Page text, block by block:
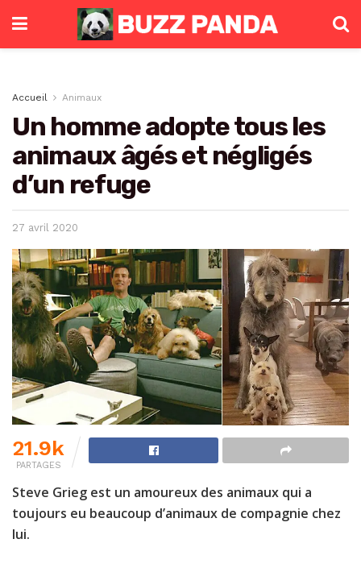
Accueil Animaux
Un homme adopte tous les
animaux âgés et négligés
d’un refuge
27 avril 2020
21.9k
PARTAGES
Steve Grieg est un amoureux des animaux qui a
toujours eu beaucoup d’animaux de compagnie chez
lui.